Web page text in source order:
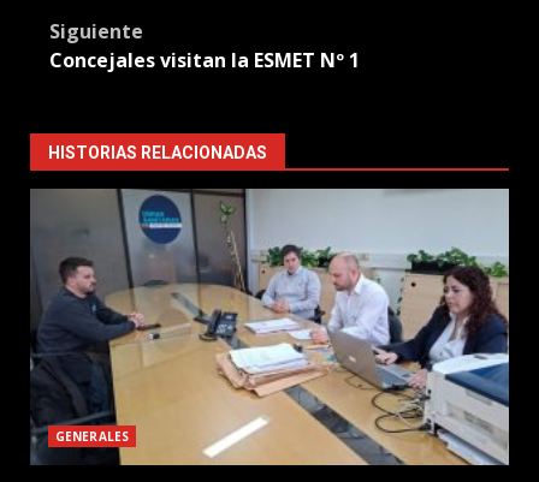
Siguiente
Concejales visitan la ESMET Nº 1
HISTORIAS RELACIONADAS
GENERALES